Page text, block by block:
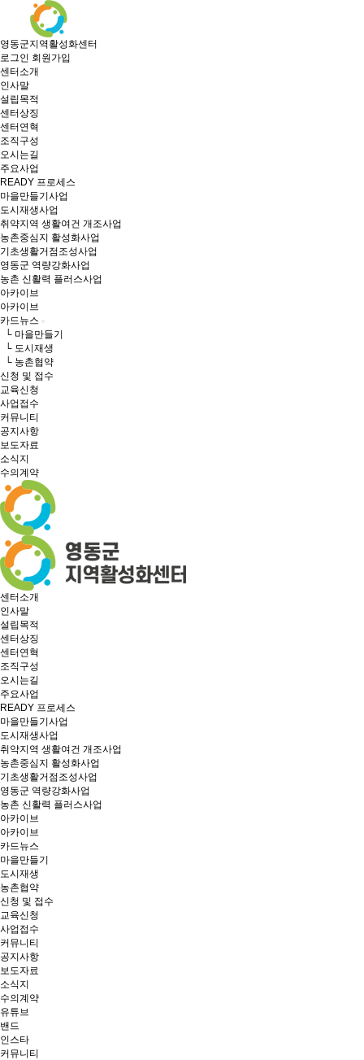
영동군지역활성화센터
로그인 회원가입
센터소개
인사말
설립목적
센터상징
센터연혁
조직구성
오시는길
주요사업
READY 프로세스
마을만들기사업
도시재생사업
취약지역 생활여건 개조사업
농촌중심지 활성화사업
기초생활거점조성사업
영동군 역량강화사업
농촌 신활력 플러스사업
아카이브
아카이브
카드뉴스
└ 마을만들기
└ 도시재생
└ 농촌협약
신청 및 접수
교육신청
사업접수
커뮤니티
공지사항
보도자료
소식지
수의계약
센터소개
인사말
설립목적
센터상징
센터연혁
조직구성
오시는길
주요사업
READY 프로세스
마을만들기사업
도시재생사업
취약지역 생활여건 개조사업
농촌중심지 활성화사업
기초생활거점조성사업
영동군 역량강화사업
농촌 신활력 플러스사업
아카이브
아카이브
카드뉴스
마을만들기
도시재생
농촌협약
신청 및 접수
교육신청
사업접수
커뮤니티
공지사항
보도자료
소식지
수의계약
유튜브
밴드
인스타
커뮤니티